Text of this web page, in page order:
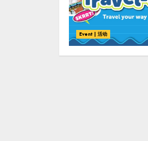
Event | 活动